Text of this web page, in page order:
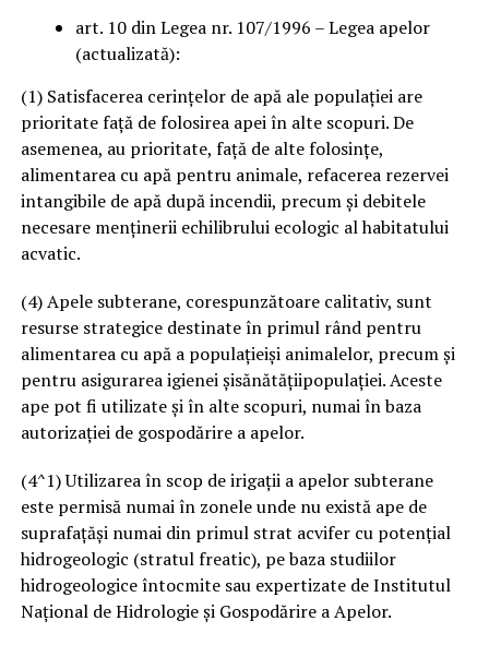
art. 10 din Legea nr. 107/1996 – Legea apelor
(actualizată):
(1) Satisfacerea cerințelor de apă ale populaţiei are
prioritate faţă de folosirea apei în alte scopuri. De
asemenea, au prioritate, faţă de alte folosinţe,
alimentarea cu apă pentru animale, refacerea rezervei
intangibile de apă după incendii, precum şi debitele
necesare menţinerii echilibrului ecologic al habitatului
acvatic.
(4) Apele subterane, corespunzătoare calitativ, sunt
resurse strategice destinate în primul rând pentru
alimentarea cu apă a populaţieişi animalelor, precum şi
pentru asigurarea igienei şisănătăţiipopulaţiei. Aceste
ape pot fi utilizate şi în alte scopuri, numai în baza
autorizaţiei de gospodărire a apelor.
(4^1) Utilizarea în scop de irigaţii a apelor subterane
este permisă numai în zonele unde nu există ape de
suprafaţăşi numai din primul strat acvifer cu potenţial
hidrogeologic (stratul freatic), pe baza studiilor
hidrogeologice întocmite sau expertizate de Institutul
Naţional de Hidrologie şi Gospodărire a Apelor.